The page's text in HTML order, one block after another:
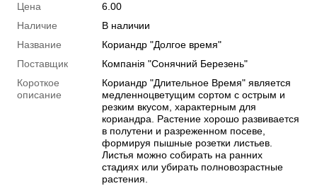
Цена
6.00
Наличие
В наличии
Название
Кориандр "Долгое время"
Поставщик
Компанія "Сонячний Березень"
Короткое
описание
Кориандр "Длительное Время" является
медленноцветущим сортом с острым и
резким вкусом, характерным для
кориандра. Растение хорошо развивается
в полутени и разреженном посеве,
формируя пышные розетки листьев.
Листья можно собирать на ранних
стадиях или убирать полновозрастные
растения.